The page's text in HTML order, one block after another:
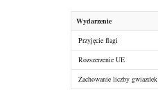
Wydarzenie
Przyjęcie flagi
Rozszerzenie UE
Zachowanie liczby gwiazdek